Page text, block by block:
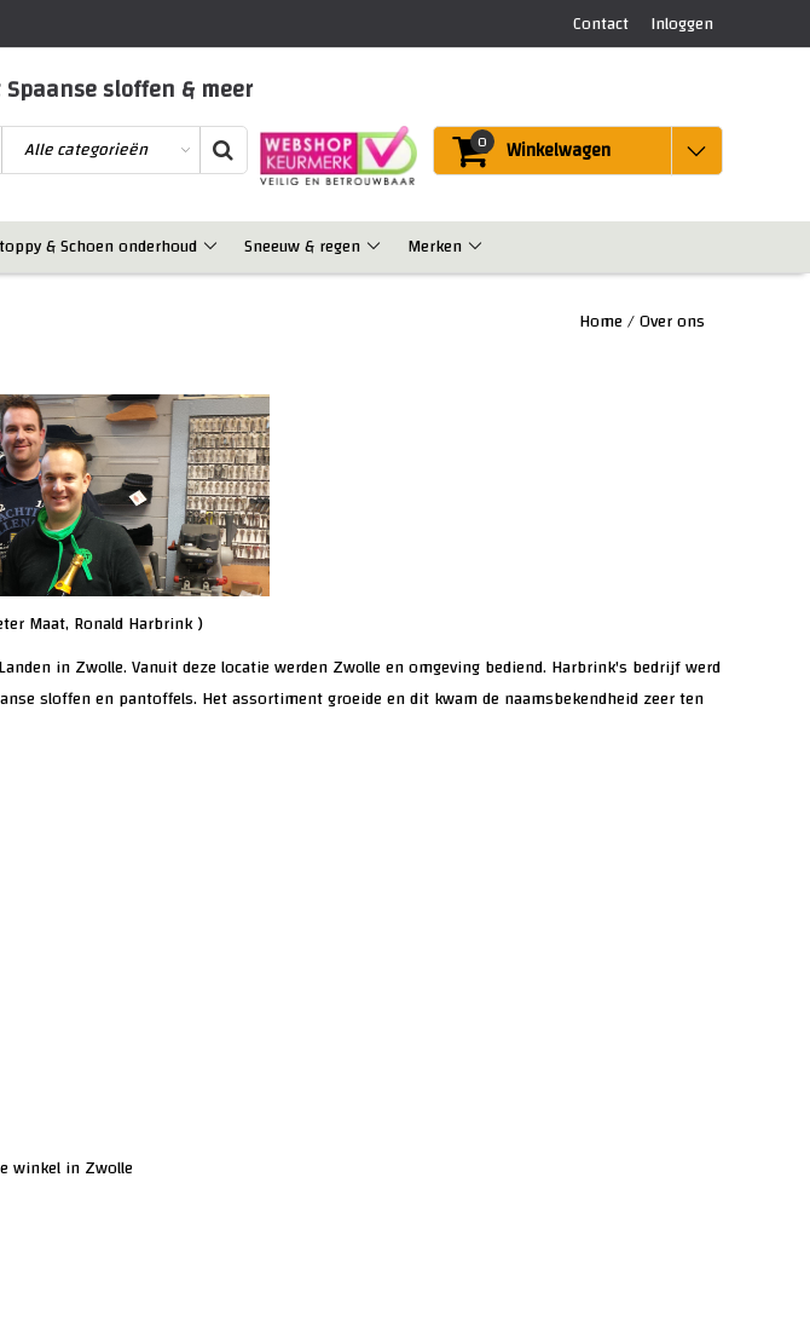
Contact Inloggen
0 Winkelwagen
& Schoen onderhoud Sneeuw & regen Merken
sloffen & meer
Home/Over ons
Maat, Ronald Harbrink )
in Zwolle. Vanuit deze locatie werden Zwolle en omgeving bediend. Harbrink's bedrijf werd
sloffen en pantoffels. Het assortiment groeide en dit kwam de naamsbekendheid zeer ten
winkel in Zwolle